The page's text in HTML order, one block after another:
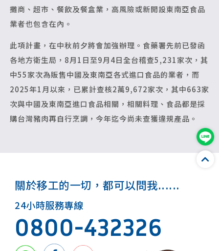
攤商、超市、餐飲及餐盒業，高風險或新開設東南亞食品
業者也包含在內。
此項計畫，在中秋前夕將會加強辦理。食藥署先前已發函
各地方衛生局，8月1日至9月4日全台稽查5,231家次，其
中55家次為販售中國及東南亞各式進口食品的業者，而
2025年1月以來，已累計查核2萬9,672家次，其中663家
次與中國及東南亞進口食品相關，相關料理、食品都是採
購台灣豬肉再自行烹調，今年迄今尚未查獲違規產品。
關於移工的一切，都可以問我......
24小時服務專線
0800-432326